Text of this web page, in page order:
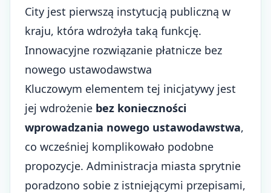
City jest pierwszą instytucją publiczną w
kraju, która wdrożyła taką funkcję.
Innowacyjne rozwiązanie płatnicze bez
nowego ustawodawstwa
Kluczowym elementem tej inicjatywy jest
jej wdrożenie bez konieczności
wprowadzania nowego ustawodawstwa,
co wcześniej komplikowało podobne
propozycje. Administracja miasta sprytnie
poradzono sobie z istniejącymi przepisami,